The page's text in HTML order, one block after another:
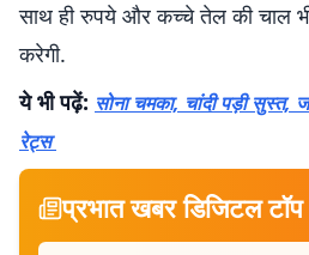
साथ ही रुपये और कच्चे तेल की चाल भी
करेगी.
ये भी पढ़ें: सोना चमका, चांदी पड़ी सुस्त,
रेट्स
प्रभात खबर डिजिटल टॉप